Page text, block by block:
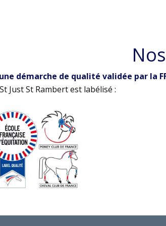
une démarche de qualité validée par la
Just St Rambert est labélisé :